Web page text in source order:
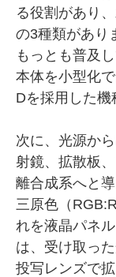
る役割があり
の3種類があり
もっとも普及
本体を小型化
Dを採用した機
次に、光源か
射鏡、拡散板
離合成系へと
三原色（
れを液晶パネ
は、受け取っ
投写レンズで